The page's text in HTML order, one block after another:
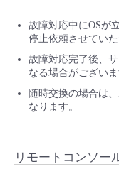
故障対応中にOSが
停止依頼させてい
故障対応完了後、
なる場合がございま
随時交換の場合は
なります。
リモートコンソー